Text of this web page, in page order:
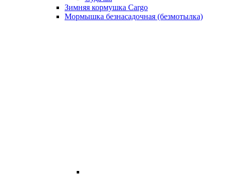
Зимняя кормушка Cargo
Мормышка безнасадочная (безмотылка)